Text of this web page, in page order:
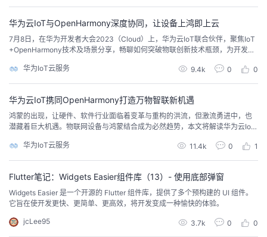
博
客
的
论
坛
我
的
圈
子
我
的
直
我
的
我
我
的
开
我
的
我
网终端设备，还是集成OpenHarmony的终端设备，都可以接入华为云IoT平
华为云IoT与OpenHarmony深度协同，让设备上鸿即上云
7月8日，在华为开发者大会2023（Cloud）上，华为云IoT联合伙伴，聚焦IoT
+OpenHarmony技术及场景分享，畅聊如何突破物联创新技术瓶颈，为开发者
华为IoT云服务
9.4k 0 0
华为云IoT携同OpenHarmony打造万物智联新机遇
鸿蒙的出现，让硬件、软件行业面临着变革与重构的洪流，但激流勇进中，也
潜藏着巨大机遇。物联网设备与鸿蒙结合成为必然趋势，本文将解读华为云IoT
华为IoT云服务
11.4k 0 1
Flutter笔记：Widgets Easier组件库（13）- 使用底部弹窗
Widgets Easier 是一个开源的 Flutter 组件库，提供了多个预构建的 UI 组件。
它旨在使开发更快、更简单、更高效，将开发变成一种愉快的体验。
jcLee95 3.7k 0 0